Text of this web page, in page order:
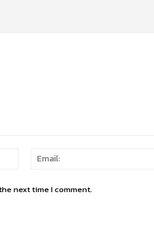
Name:
next time I comment.